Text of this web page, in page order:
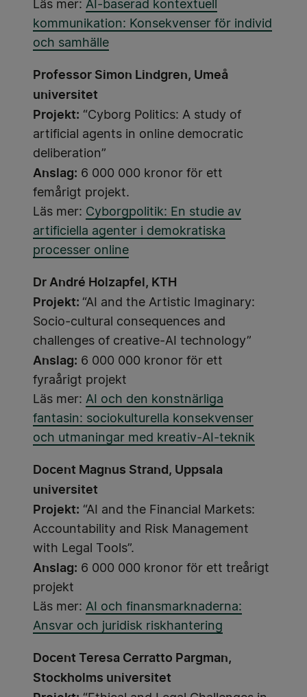
Läs mer: AI-baserad kontextuell
kommunikation: Konsekvenser för individ
och samhälle
Professor Simon Lindgren, Umeå
universitet
Projekt: “Cyborg Politics: A study of
artificial agents in online democratic
deliberation”
Anslag: 6 000 000 kronor för ett
femårigt projekt.
Läs mer: Cyborgpolitik: En studie av
artificiella agenter i demokratiska
processer online
Dr André Holzapfel, KTH
Projekt: “AI and the Artistic Imaginary:
Socio-cultural consequences and
challenges of creative-AI technology”
Anslag: 6 000 000 kronor för ett
fyraårigt projekt
Läs mer: AI och den konstnärliga
fantasin: sociokulturella konsekvenser
och utmaningar med kreativ-AI-teknik
Docent Magnus Strand, Uppsala
universitet
Projekt: “AI and the Financial Markets:
Accountability and Risk Management
with Legal Tools”.
Anslag: 6 000 000 kronor för ett treårigt
projekt
Läs mer: AI och finansmarknaderna:
Ansvar och juridisk riskhantering
Docent Teresa Cerratto Pargman,
Stockholms universitet